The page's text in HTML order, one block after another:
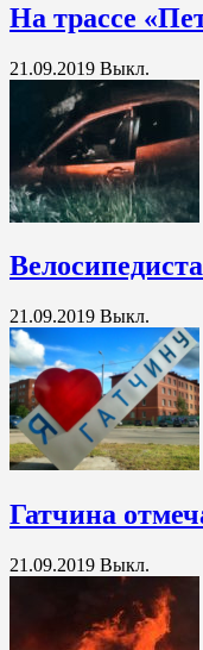
На трассе
21.09.2019 Выкл.
21.09.2019 Выкл.
Гатчина
21.09.2019 Выкл.